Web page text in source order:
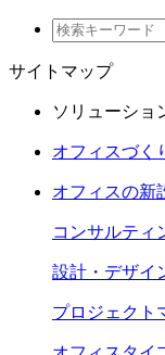
サイトマップ
ソリューショ
オフィスづく
オフィスの新
コンサルティ
設計・デザイ
プロジェクト